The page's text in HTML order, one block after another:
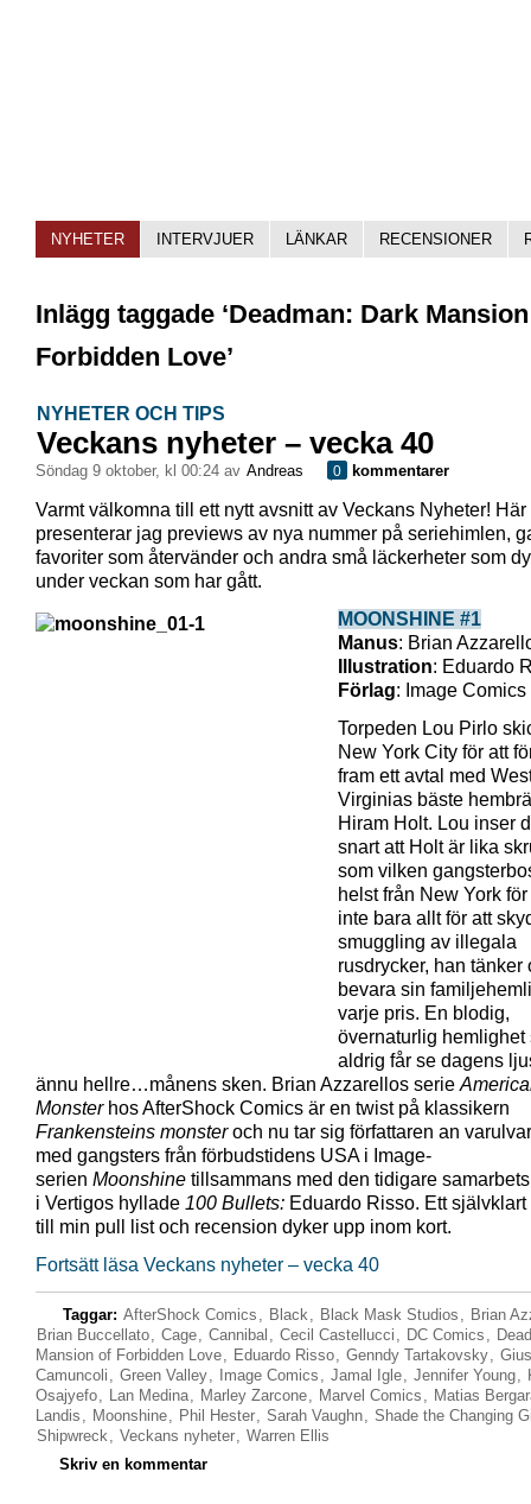
NYHETER INTERVJUER LÄNKAR RECENSIONER
Inlägg taggade ‘Deadman: Dark
Forbidden Love’
NYHETER OCH TIPS
Veckans nyheter – vecka 40
söndag 9 oktober, kl 00:24 av Andreas 0 kommentarer
Varmt välkomna till ett nytt avsnitt av Veckans Nyheter! Här
presenterar jag previews av nya nummer på seriehimlen,
favoriter som återvänder och andra små läckerheter som
under veckan som har gått.
MOONSHINE #1
Manus: Brian
Illustration: Eduardo
Förlag: Image Comics
Torpeden Lou Pirlo
New York City för att
fram ett avtal med
Virginias bäste
Hiram Holt. Lou inser
snart att Holt är lika
som vilken
helst från New York
inte bara allt för att
smuggling av illegala
rusdrycker, han tänker
bevara sin
varje pris. En blodig,
övernaturlig hemlighet
aldrig får se dagens
ännu hellre…månens sken. Brian Azzarellos serie
Monsterhos AfterShock Comics är en twist på klassikern
Frankensteins monsteroch nu tar sig författaren an
med gangsters från förbudstidens USA i Image-
serien Moonshine tillsammans med den tidigare
i Vertigos hyllade 100 Bullets: Eduardo Risso. Ett
till min pull list och recension dyker upp inom kort.
Fortsätt läsa Veckans nyheter – vecka 40
Taggar: AfterShock Comics , Black, Black Mask Studios , Brian
Brian Buccellato, Cage, Cannibal , Cecil Castellucci , DC Comics ,
Mansion of Forbidden Love, Eduardo Risso, Genndy Tartakovsky,
Camuncoli , Green Valley, Image Comics , Jamal Igle, Jennifer Young,
Osajyefo, Lan Medina, Marley Zarcone, Marvel Comics , Matias
Landis , Moonshine, Phil Hester, Sarah Vaughn, Shade the Changing
Shipwreck, Veckans nyheter, Warren Ellis
Skriv en kommentar